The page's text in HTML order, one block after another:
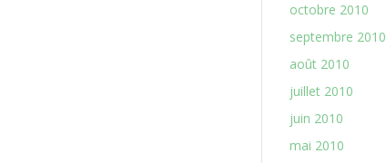
octobre 2010
septembre 2010
août 2010
juillet 2010
juin 2010
mai 2010